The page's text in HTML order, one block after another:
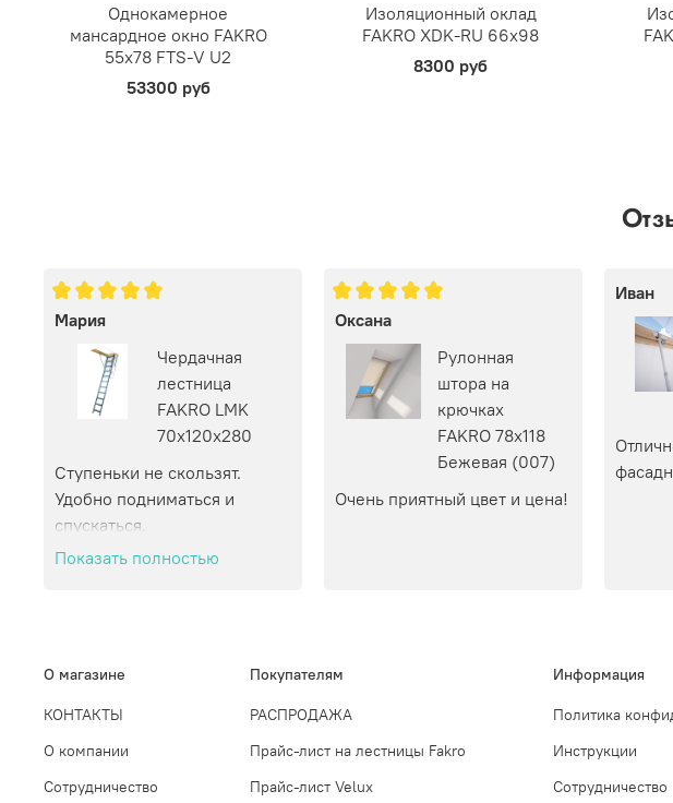
Однокамерное
мансардное окно FAKRO
55х78 FTS-V U2
53300 руб
Изоляционный оклад
FAKRO XDK-RU 66х98
8300 руб
Мария
Чердачная
лестница
FAKRO LMK
70х120х280
Ступеньки не скользят.
Удобно подниматься и
спускаться.
Показать полностью
Оксана
Рулонная
штора на
крючках
FAKRO 78х118
Бежевая (007)
Очень приятный цвет и цена!
Иван
О магазине
КОНТАКТЫ
О компании
Сотрудничество
Покупателям
РАСПРОДАЖА
Прайс-лист на лестницы Fakro
Прайс-лист Velux
Информация
Политика
Инструкции
Сотрудничество